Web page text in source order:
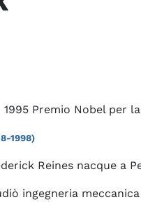
1995 Premio Nobel per
1998)
Reines nacque a
ingegneria